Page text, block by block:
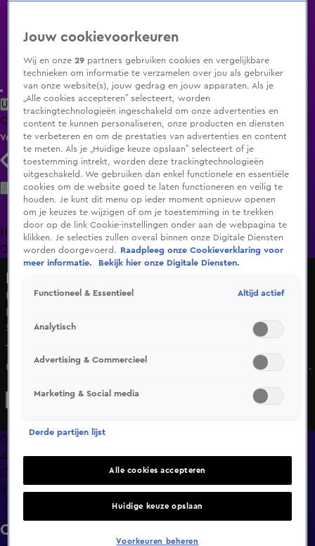
Uitzending Gemist Populaire programma's Zenders Genres
ClipsFilmsRadioSmart TV inlogShop
Volg KIJK
Zoeken
HomeUitzending Gemist Programma's De Bondgenoten
OranjezomerLivestreamsShop
Rookbom naar Dick Schoof gegooid, Poolse premier Tusk
5 mei 2025, 13:28
Tijdens het Bevrijdingsfestival in Wageningen is een
rookboom naar premier Dick Schoof en de Poolse premier
Schoof op het podium.
Overzicht
Afleveringen
Clips
Info
Clips
Jouw cookievoorkeuren
Wij en onze29 partners gebruiken cookies en vergelijkbare
technieken om informatie te verzamelen over jou als gebruiker
van onze website(s), jouw gedrag en jouw apparaten. Als je
„Alle cookies accepteren” selecteert, worden
trackingtechnologieën ingeschakeld om onze advertenties en
content te kunnen personaliseren, onze producten en diensten
te verbeteren en om de prestaties van advertenties en content
te meten. Als je „Huidige keuze opslaan” selecteert of je
toestemming intrekt, worden deze trackingtechnologieën
uitgeschakeld. We gebruiken dan enkel functionele en essentiële
cookies om de website goed te laten functioneren en veilig te
houden. Je kunt dit menu op ieder moment opnieuw openen
om je keuzes te wijzigen of om je toestemming in te trekken
door op de link Cookie-instellingen onder aan de webpagina te
klikken. Je selecties zullen overal binnen onze Digitale Diensten
worden doorgevoerd.
Raadpleeg onze Cookieverklaring voor
meer informatie.
Bekijk hier onze Digitale Diensten.
Functioneel & Essentieel Altijd actief
Analytisch
Advertising & Commercieel
Marketing & Social media
Derde partijen lijst
Alle cookies accepteren
Huidige keuze opslaan
Voorkeuren beheren